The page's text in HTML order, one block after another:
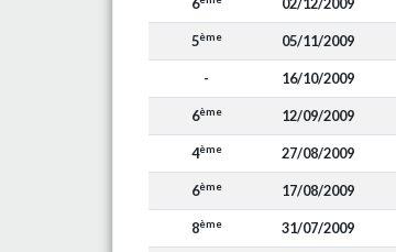
5ème 05/11/2009
- 16/10/2009
6ème 12/09/2009
4ème 27/08/2009
6ème 17/08/2009
8ème 31/07/2009